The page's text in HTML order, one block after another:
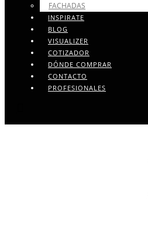
FACHADAS
INSPIRATE
BLOG
VISUALIZER
COTIZADOR
DÓNDE COMPRAR
CONTACTO
PROFESIONALES